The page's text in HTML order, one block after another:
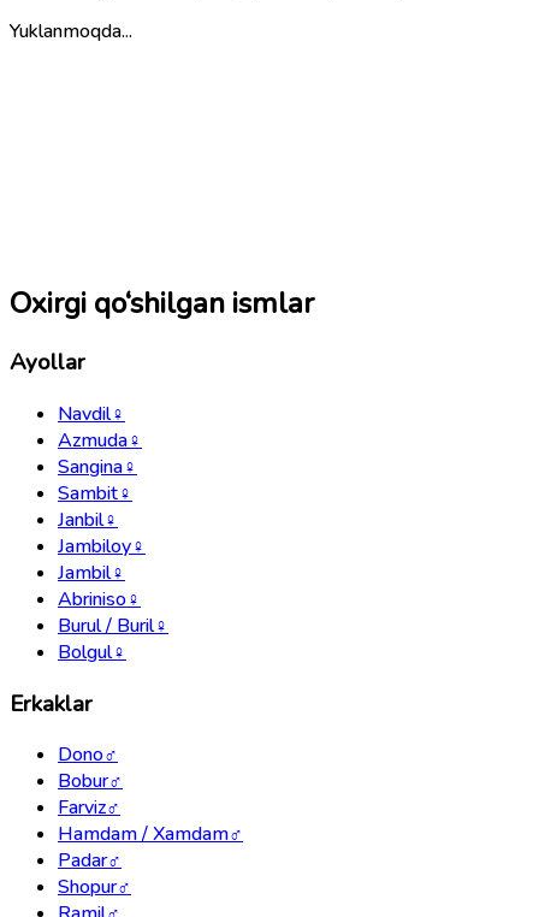
Yuklanmoqda...
Oxirgi qo‘shilgan ismlar
Ayollar
Navdil♀
Azmuda♀
Sangina♀
Sambit♀
Janbil♀
Jambiloy♀
Jambil♀
Abriniso♀
Burul / Buril♀
Bolgul♀
Erkaklar
Dono♂
Bobur♂
Farviz♂
Hamdam / Xamdam♂
Padar♂
Shopur♂